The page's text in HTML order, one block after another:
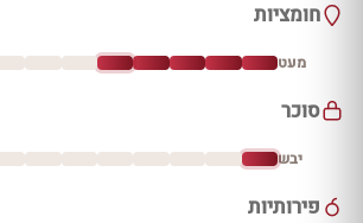
חומציות
מעט
סוכר
יבש
פירותיות